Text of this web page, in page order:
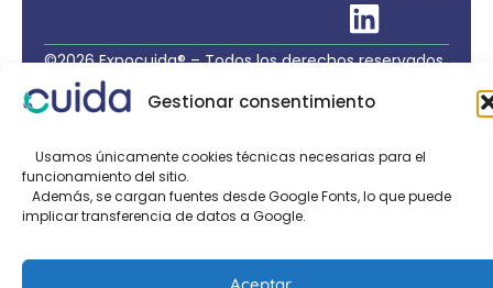
Gestionar consentimiento
Usamos únicamente cookies técnicas necesarias para el
funcionamiento del sitio.
Además, se cargan fuentes desde Google Fonts, lo que puede
implicar transferencia de datos a Google.
Aceptar
©2026 Expocuida® – Todos los derechos reservados
Organiza: PROFEI SL – NIF: B60035490 – Registro
Política de Privacidad de Datos/ Política de Cookies
/Aviso legal
Organizado por: